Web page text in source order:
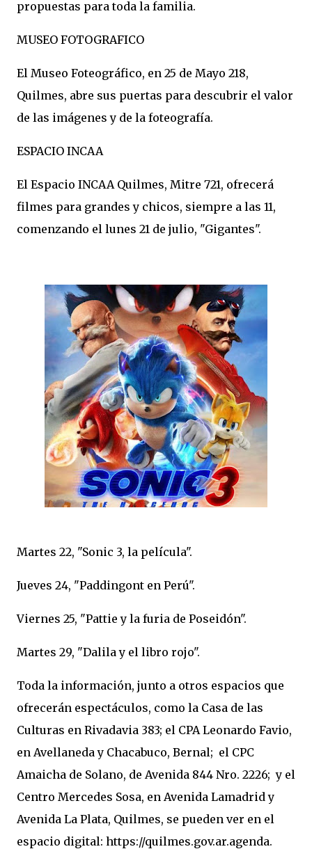
propuestas para toda la familia.
MUSEO FOTOGRAFICO
El Museo Foteográfico, en 25 de Mayo 218,
Quilmes, abre sus puertas para descubrir el valor
de las imágenes y de la foteografía.
ESPACIO INCAA
El Espacio INCAA Quilmes, Mitre 721, ofrecerá
filmes para grandes y chicos, siempre a las 11,
comenzando el lunes 21 de julio, "Gigantes".
Martes 22, "Sonic 3, la película".
Jueves 24, "Paddingont en Perú".
Viernes 25, "Pattie y la furia de Poseidón".
Martes 29, "Dalila y el libro rojo".
Toda la información, junto a otros espacios que
ofrecerán espectáculos, como la Casa de las
Culturas en Rivadavia 383; el CPA Leonardo Favio,
en Avellaneda y Chacabuco, Bernal; el CPC
Amaicha de Solano, de Avenida 844 Nro. 2226; y el
Centro Mercedes Sosa, en Avenida Lamadrid y
Avenida La Plata, Quilmes, se pueden ver en el
espacio digital: https://quilmes.gov.ar.agenda.